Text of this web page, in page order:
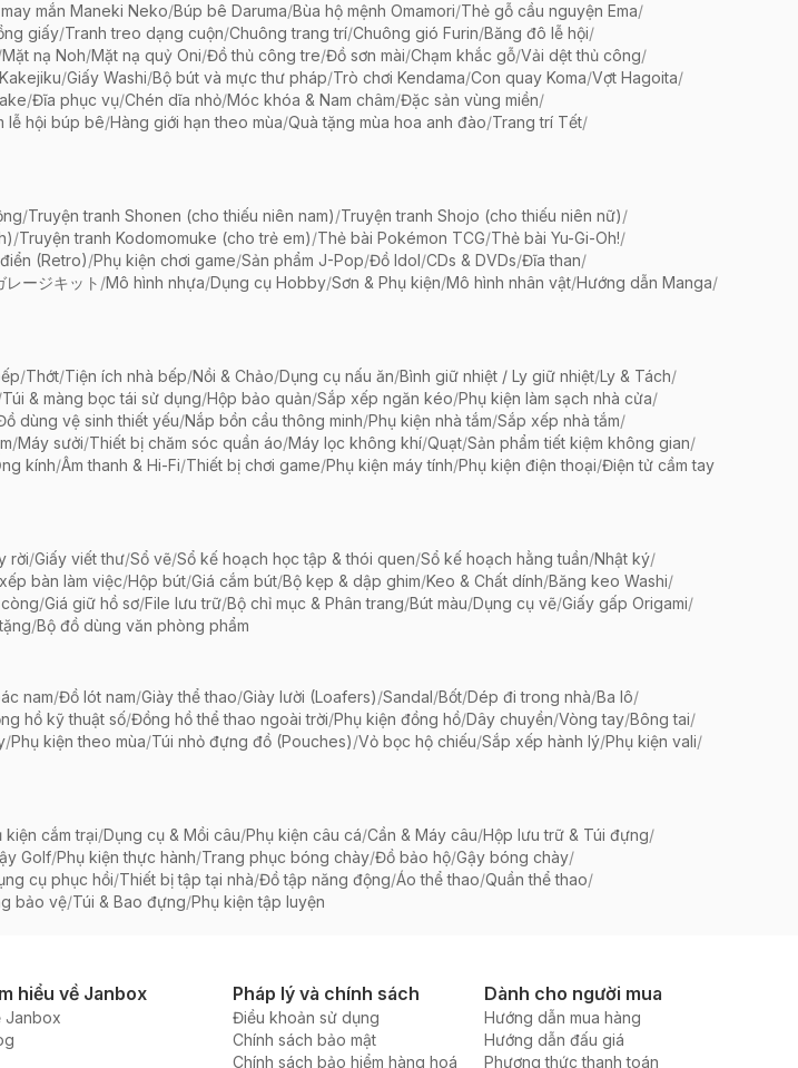
mắn Maneki Neko/Búp bê Daruma/Bùa hộ mệnh Omamori/Thẻ gỗ cầu nguyện Ema/
giấy/Tranh treo dạng cuộn/Chuông trang trí/Chuông gió Furin/Băng đô lễ hội/
Mặt nạ Noh/Mặt nạ quỷ Oni/Đồ thủ công tre/Đồ sơn mài/Chạm khắc gỗ/Vải dệt thủ công/
/Giấy Washi/Bộ bút và mực thư pháp/Trò chơi Kendama/Con quay Koma/Vợt Hagoita/
/Đĩa phục vụ/Chén dĩa nhỏ/Móc khóa & Nam châm/Đặc sản vùng miền/
lễ hội búp bê/Hàng giới hạn theo mùa/Quà tặng mùa hoa anh đào/Trang trí Tết/
/Truyện tranh Shonen (cho thiếu niên nam)/Truyện tranh Shojo (cho thiếu niên nữ)/
/Truyện tranh Kodomomuke (cho trẻ em)/Thẻ bài Pokémon TCG/Thẻ bài Yu-Gi-Oh!/
(Retro)/Phụ kiện chơi game/Sản phẩm J-Pop/Đồ Idol/CDs & DVDs/Đĩa than/
レージキット /Mô hình nhựa/Dụng cụ Hobby/Sơn & Phụ kiện/Mô hình nhân vật/Hướng dẫn Manga/
/Thớt/Tiện ích nhà bếp/Nồi & Chảo/Dụng cụ nấu ăn/Bình giữ nhiệt / Ly giữ nhiệt/Ly & Tách/
Túi & màng bọc tái sử dụng/Hộp bảo quản/Sắp xếp ngăn kéo/Phụ kiện làm sạch nhà cửa/
dùng vệ sinh thiết yếu/Nắp bồn cầu thông minh/Phụ kiện nhà tắm/Sắp xếp nhà tắm/
/Máy sưởi/Thiết bị chăm sóc quần áo/Máy lọc không khí/Quạt/Sản phẩm tiết kiệm không gian/
kính/Âm thanh & Hi-Fi/Thiết bị chơi game/Phụ kiện máy tính/Phụ kiện điện thoại/Điện tử cầm tay
rời/Giấy viết thư/Sổ vẽ/Sổ kế hoạch học tập & thói quen/Sổ kế hoạch hằng tuần/Nhật ký/
bàn làm việc/Hộp bút/Giá cắm bút/Bộ kẹp & dập ghim/Keo & Chất dính/Băng keo Washi/
/Giá giữ hồ sơ/File lưu trữ/Bộ chỉ mục & Phân trang/Bút màu/Dụng cụ vẽ/Giấy gấp Origami/
/Bộ đồ dùng văn phòng phẩm
nam/Đồ lót nam/Giày thể thao/Giày lười (Loafers)/Sandal/Bốt/Dép đi trong nhà/Ba lô/
hồ kỹ thuật số/Đồng hồ thể thao ngoài trời/Phụ kiện đồng hồ/Dây chuyền/Vòng tay/Bông tai/
/Phụ kiện theo mùa/Túi nhỏ đựng đồ (Pouches)/Vỏ bọc hộ chiếu/Sắp xếp hành lý/Phụ kiện vali/
kiện cắm trại/Dụng cụ & Mồi câu/Phụ kiện câu cá/Cần & Máy câu/Hộp lưu trữ & Túi đựng/
Golf/Phụ kiện thực hành/Trang phục bóng chày/Đồ bảo hộ/Gậy bóng chày/
cụ phục hồi/Thiết bị tập tại nhà/Đồ tập năng động/Áo thể thao/Quần thể thao/
bảo vệ/Túi & Bao đựng/Phụ kiện tập luyện
hiểu về Janbox
Janbox
Pháp lý và chính sách
Điều khoản sử dụng
Chính sách bảo mật
Chính sách bảo hiểm hàng hoá
Dành cho người mua
Hướng dẫn mua hàng
Hướng dẫn đấu giá
Phương thức thanh toán